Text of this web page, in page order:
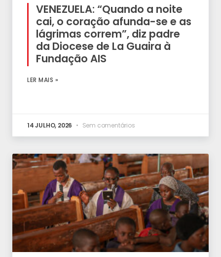
VENEZUELA: “Quando a noite
cai, o coração afunda-se e as
lágrimas correm”, diz padre
da Diocese de La Guaira à
Fundação AIS
LER MAIS »
14 JULHO, 2026 Sem comentários